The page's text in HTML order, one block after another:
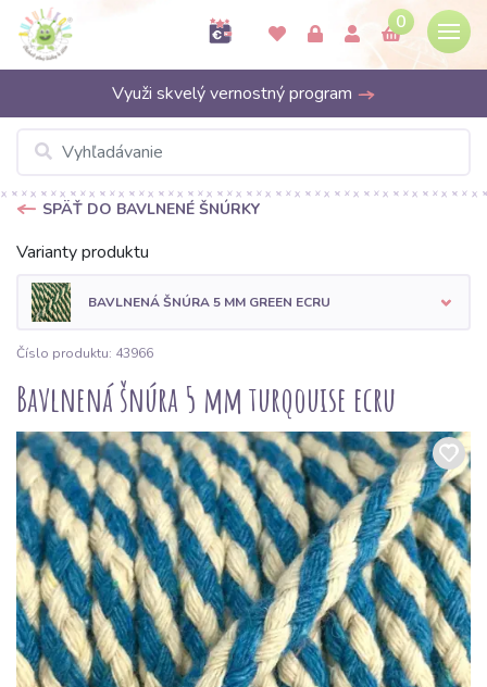
0
Využi skvelý vernostný program
SPÄŤ DO BAVLNENÉ ŠNÚRKY
Varianty produktu
BAVLNENÁ ŠNÚRA 5 MM GREEN ECRU
Číslo produktu: 43966
Bavlnená šnúra 5 mm turqouise ecru